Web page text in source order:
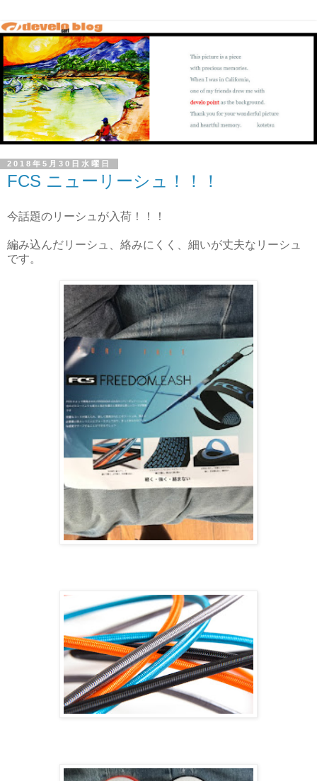
2018年5月30日水曜日
FCS ニューリーシュ！！！
今話題のリーシュが入荷！！！
編み込んだリーシュ、絡みにくく、細いが丈夫なリーシュ
です。